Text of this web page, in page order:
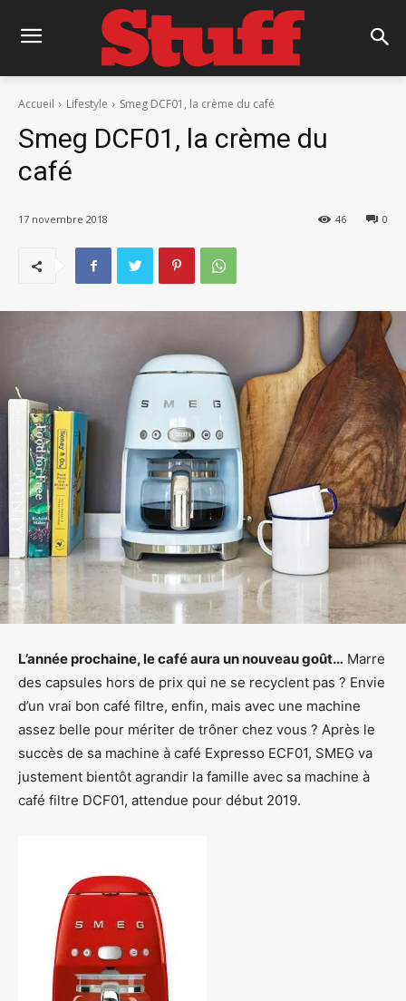
Accueil Lifestyle Smeg DCF01, la crème du café
Smeg DCF01, la crème du
café
17 novembre 2018 0
46
L’année prochaine, le café aura un nouveau goût… Marre
des capsules hors de prix qui ne se recyclent pas ? Envie
d’un vrai bon café filtre, enfin, mais avec une machine
assez belle pour mériter de trôner chez vous ? Après le
succès de sa machine à café Expresso ECF01, SMEG va
justement bientôt agrandir la famille avec sa machine à
café filtre DCF01, attendue pour début 2019.